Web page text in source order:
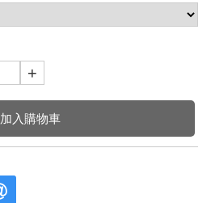
+
加入購物車